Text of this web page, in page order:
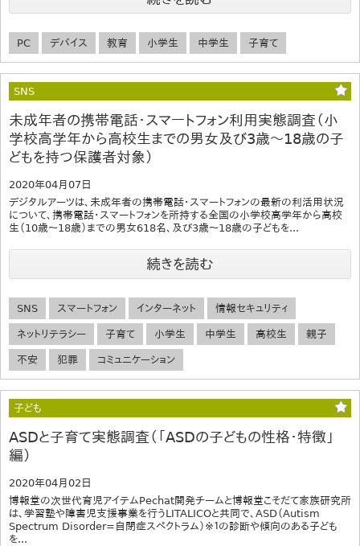
PC デバイス 教育 小学生 中学生 子育て
SNS
未成年者の携帯電話・スマートフォン利用実態調査（小
学校高学年から高校生までの男女及び3歳～18歳の子
どもを持つ保護者対象）
2020年04月07日
デジタルアーツは、未成年者の携帯電話・スマートフォンの最新の利活用状況
について、携帯電話・スマートフォンを所持する全国の小学校高学年から高校
生（10歳～18歳）までの男女618名、及び3歳～18歳の子どもを...
続きを読む
SNS スマートフォン インターネット 情報セキュリティ
ネットリテラシー 子育て 小学生 中学生 高校生 親子
不安 犯罪 コミュニケーション
子ども
ASDと子育て実態調査（「ASDの子どもの性格・特徴」
編）
2020年04月02日
博報堂の次世代育児アイテムPechat開発チームと博報堂こそだて家族研究所
は、学習塾や障害児支援事業を行うLITALICOと共同で、ASD（Autism
Spectrum Disorder=自閉症スペクトラム）※１の診断や傾向のある子ども
を...